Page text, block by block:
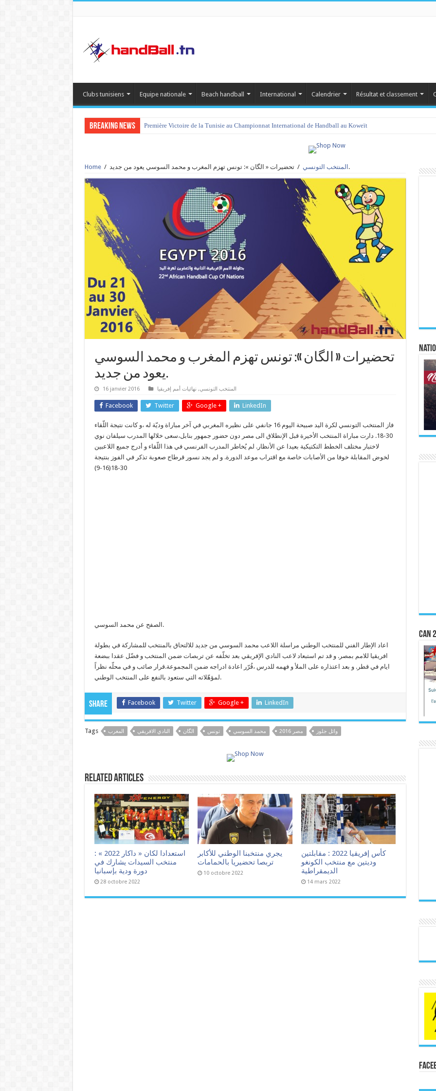
Clubs tunisiens Equipe nationale Beach handball International Calendrier Résultat et classement
Breaking News Première Victoire de la Tunisie au Championnat International de Handball au Koweït
Home / المنتخب التونسي / تحضيرات « الگان »: تونس تهزم المغرب و محمد السوسي يعود من جديد.
تحضيرات « الگان »: تونس تهزم المغرب و محمد السوسي
يعود من جديد.
16 janvier 2016 المنتخب التونسي, نهائيات أمم إفريقيا
Facebook Twitter Google + LinkedIn
فاز المنتخب التونسي لكرة اليد صبيحة اليوم 16 جانفي على نظيره المغربي في آخر مباراة وديّة له ،و كانت نتيجة اللّقاء
30-18. دارت مباراة المنتخب الأخيرة قبل الإنطلاق الى مصر دون حضور جمهور بنابل،سعى خلالها المدرب سيلفان نوي
لاختبار مختلف الخطط التكتيكية بعيدا عن الأنظار. لم يُخاطر المدرب الفرنسي في هذا اللّقاء و أدرج جميع اللاعبين
لخوض المقابلة خوفا من الأصابات خاصة مع اقتراب موعد الدورة. و لم يجد نسور قرطاج صعوبة تذكر في الفوز بنتيجة
30-18(16-9)
الصفح عن محمد السوسي.
اعاد الإطار الفني للمنتخب الوطني مراسلة اللاعب محمد السوسي من جديد للالتحاق بالمنتخب للمشاركة في بطولة
افريقيا للامم بمصر. و قد تم استبعاد لاعب النادي الإفريقي بعد تخلّفه عن تربصات ضمن المنتخب و فضّل عقدا ببضعة
ايام في قطر. و بعد اعتذاره على الملأ و فهمه للدرس ،قُرّر اعادة ادراجه ضمن المجموعة.قرار صائب و في محلّه نظراً
لمؤهّلاته التي ستعود بالنفع على المنتخب الوطني.
Share Facebook Twitter Google + LinkedIn
Tags المغرب النادي الافريقي الگان تونس محمد السوسي مصر 2016 وائل جلوز
Related Articles
استعدادا لكان « داكار 2022 » :
منتخب السيدات يشارك في
دورة ودية بإسبانيا
28 octobre 2022
يجري منتخبنا الوطني للأكابر
تربصا تحضيريا بالحمامات
10 octobre 2022
كأس إفريقيا 2022 : مقابلتين
وديتين مع منتخب الكونغو
الديمقراطية
14 mars 2022
CAN